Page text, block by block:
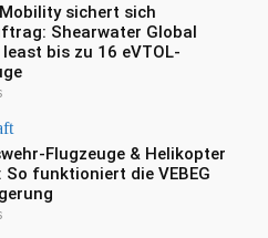
sichert sich
Shearwater Global
bis zu 16 eVTOL-
Flugzeuge & Helikopter
So funktioniert die VEBEG